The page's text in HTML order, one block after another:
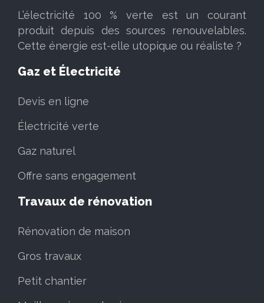
L’électricité 100 % verte est un courant
produit depuis des sources renouvelables.
Cette énergie est-elle utopique ou réaliste ?
Gaz et Électricité
Devis en ligne
Électricité verte
Gaz naturel
Offre sans engagement
Travaux de rénovation
Rénovation de maison
Gros travaux
Petit chantier